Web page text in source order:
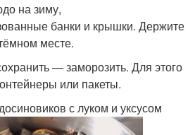
на зиму,
банки и крышки. Держите
месте.
— заморозить. Для этого
или пакеты.
с луком и уксусом